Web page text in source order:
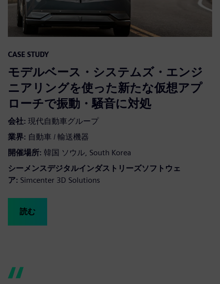
CASE STUDY
モデルベース・システムズ・エンジ
ニアリングを使った新たな仮想アプ
ローチで振動・騒音に対処
会社: 現代自動車グループ
業界: 自動車 / 輸送機器
開催場所: 韓国 ソウル, South Korea
シーメンスデジタルインダストリーズソフトウェ
ア: Simcenter 3D Solutions
読む